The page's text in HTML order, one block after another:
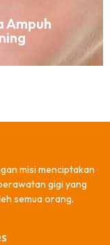
Ampuh
misi menciptakan
gigi yang
semua orang.